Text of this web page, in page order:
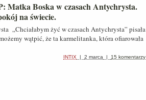
Matka Boska w czasach Antychrysta.
na świecie.
„Chciałabym żyć w czasach Antychrysta” pisała
wątpić, że ta karmelitanka, która ofiarowała
INTIX | 2 marca | 15 komentarzy